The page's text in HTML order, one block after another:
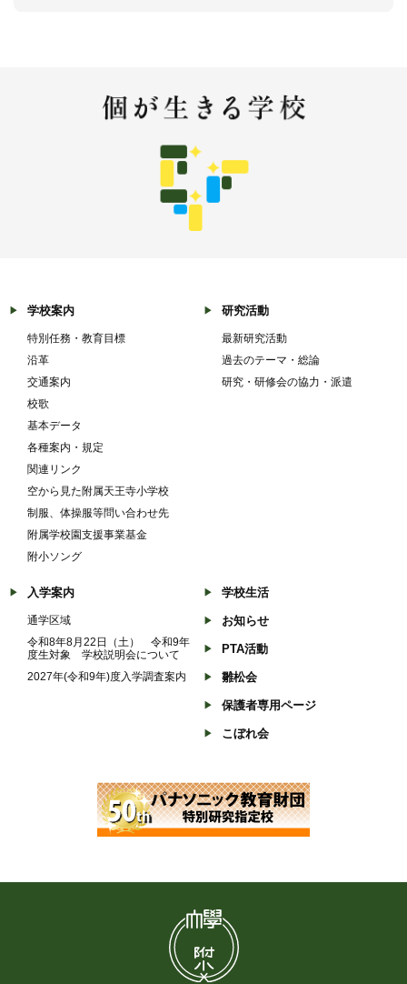
学校案内
特別任務・教育目標
沿革
交通案内
校歌
基本データ
各種案内・規定
関連リンク
空から見た附属天王寺小学校
制服、体操服等問い合わせ先
附属学校園支援事業基金
附小ソング
研究活動
最新研究活動
過去のテーマ・総論
研究・研修会の協力・派遣
入学案内
通学区域
令和8年8月22日（土） 令和9年
度生対象 学校説明会について
2027年(令和9年)度入学調査案内
学校生活
お知らせ
PTA活動
雛松会
保護者専用ページ
こぼれ会